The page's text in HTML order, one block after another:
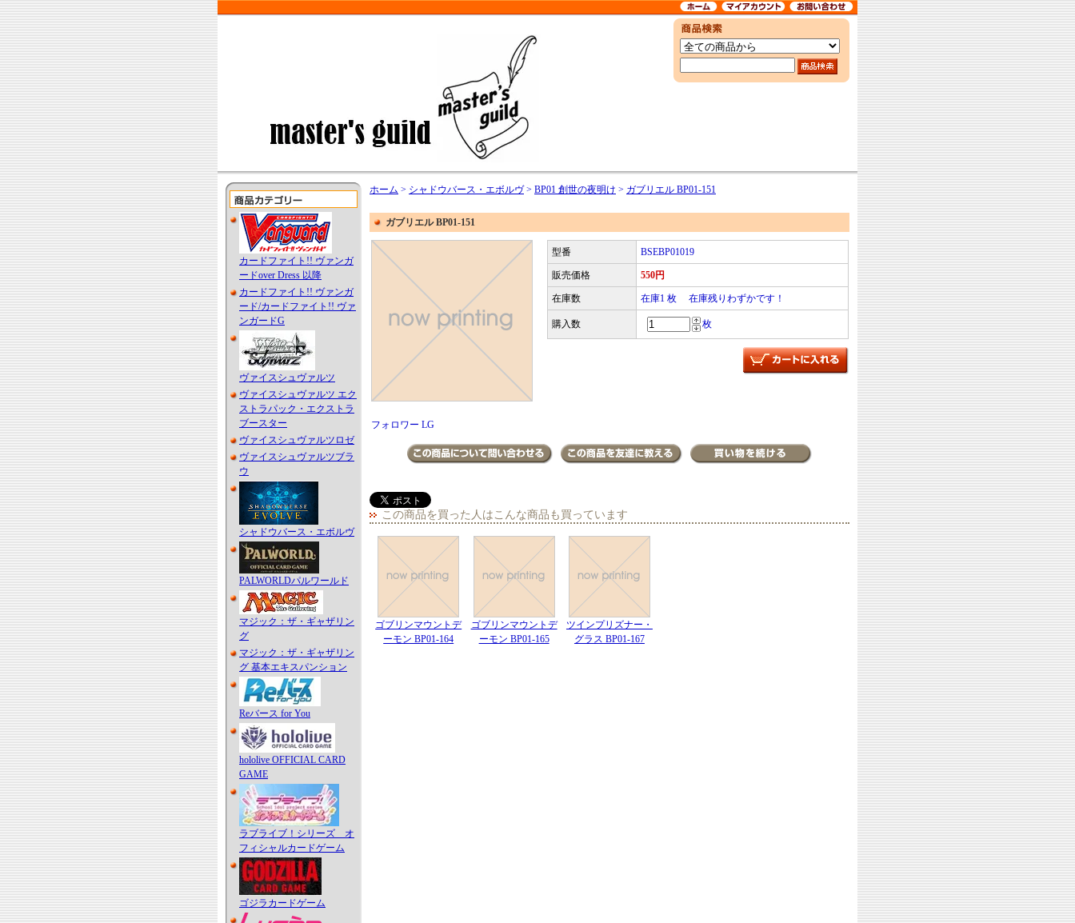
カードファイト!! ヴァンガ
ードover Dress 以降
カードファイト!! ヴァンガ
ード/カードファイト!! ヴァ
ンガードG
ヴァイスシュヴァルツ
ヴァイスシュヴァルツ エク
ストラパック・エクストラ
ブースター
ヴァイスシュヴァルツロゼ
ヴァイスシュヴァルツブラ
ウ
シャドウバース・エボルヴ
PALWORLDパルワールド
マジック：ザ・ギャザリン
グ
マジック：ザ・ギャザリン
グ 基本エキスパンション
Reバース for You
hololive OFFICIAL CARD
GAME
ラブライブ！シリーズ オ
フィシャルカードゲーム
ゴジラカードゲーム
ホーム > シャドウバース・エボルヴ> BP01 創世の夜明け > ガブリエル BP01-151
ガブリエル BP01-151
型番 BSEBP01019
販売価格 550円
在庫数 在庫1 枚 在庫残りわずかです！
購入数 枚
フォロワー LG
この商品を買った人はこんな商品も買っています
ゴブリンマウントデ
ーモン BP01-164
ゴブリンマウントデ
ーモン BP01-165
ツインプリズナー・
グラス BP01-167